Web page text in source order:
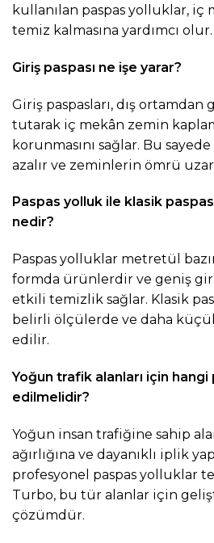
kullanılan paspas yolluklar,
temiz kalmasına yardımcı olur.
Giriş paspası ne işe yarar?
Giriş paspasları, dış
tutarak iç mekân zemin
korunmasını sağlar. Bu
azalır ve zeminlerin ömrü
Paspas yolluk ile klasik
nedir?
Paspas yolluklar metretül
formda ürünlerdir ve geniş
etkili temizlik sağlar. Klasik
belirli ölçülerde ve daha
edilir.
Yoğun trafik alanları için
edilmelidir?
Yoğun insan trafiğine sahip
ağırlığına ve dayanıklı iplik
profesyonel paspas yolluklar
Turbo, bu tür alanlar için
çözümdür.